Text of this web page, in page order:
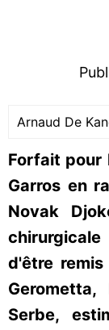
Arnaud De
Forfait pour
Garros en
Novak
chirurgicale
d'être
Serbe,